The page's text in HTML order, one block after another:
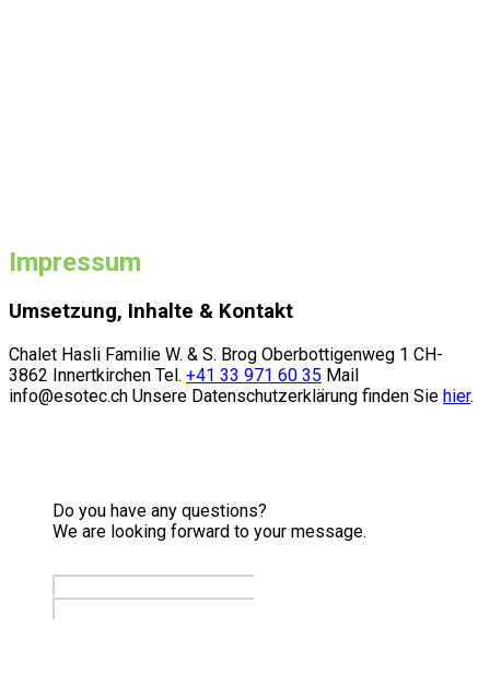
Impressum
Umsetzung, Inhalte & Kontakt
Chalet Hasli Familie W. & S. Brog Oberbottigenweg 1 CH-
3862 Innertkirchen Tel. +41 33 971 60 35 Mail
info@esotec.ch Unsere Datenschutzerklärung finden Sie hier.
Do you have any questions?
We are looking forward to your message.